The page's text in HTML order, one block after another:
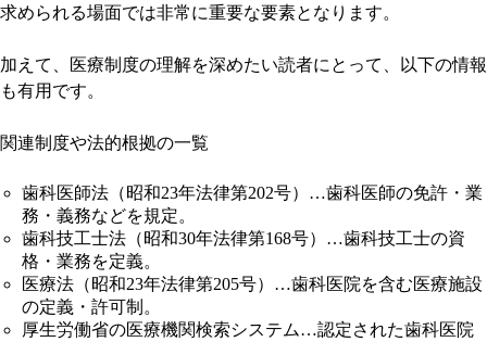
求められる場面では非常に重要な要素となります。
加えて、医療制度の理解を深めたい読者にとって、以下の情報
も有用です。
関連制度や法的根拠の一覧
歯科医師法（昭和23年法律第202号）…歯科医師の免許・業
務・義務などを規定。
歯科技工士法（昭和30年法律第168号）…歯科技工士の資
格・業務を定義。
医療法（昭和23年法律第205号）…歯科医院を含む医療施設
の定義・許可制。
厚生労働省の医療機関検索システム…認定された歯科医院